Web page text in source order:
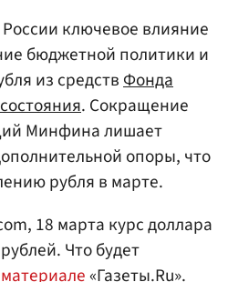
ключевое влияние
бюджетной политики и
из средствФонда
. Сокращение
Минфина лишает
опоры, что
рубля в марте.
18 марта курс доллара
Что будет
материале«Газеты.Ru».